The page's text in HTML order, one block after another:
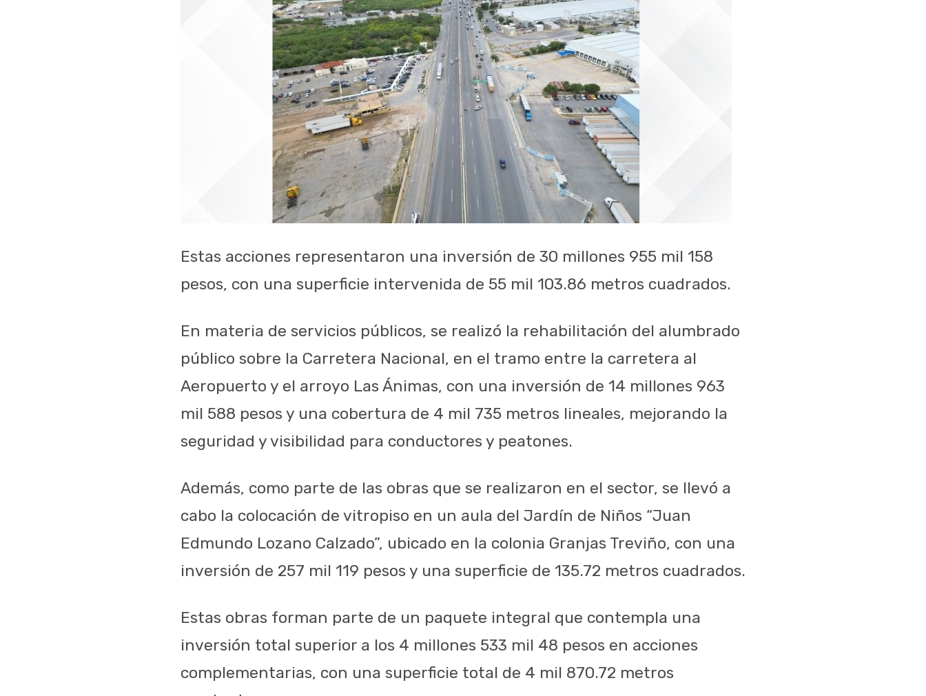
Estas acciones representaron una inversión de 30 millones 955 mil 158
pesos, con una superficie intervenida de 55 mil 103.86 metros cuadrados.
En materia de servicios públicos, se realizó la rehabilitación del alumbrado
público sobre la Carretera Nacional, en el tramo entre la carretera al
Aeropuerto y el arroyo Las Ánimas, con una inversión de 14 millones 963
mil 588 pesos y una cobertura de 4 mil 735 metros lineales, mejorando la
seguridad y visibilidad para conductores y peatones.
Además, como parte de las obras que se realizaron en el sector, se llevó a
cabo la colocación de vitropiso en un aula del Jardín de Niños “Juan
Edmundo Lozano Calzado”, ubicado en la colonia Granjas Treviño, con una
inversión de 257 mil 119 pesos y una superficie de 135.72 metros cuadrados.
Estas obras forman parte de un paquete integral que contempla una
inversión total superior a los 4 millones 533 mil 48 pesos en acciones
complementarias, con una superficie total de 4 mil 870.72 metros